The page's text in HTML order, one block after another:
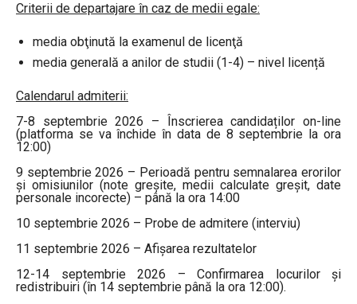
Criterii de departajare în caz de medii egale:
media obţinută la examenul de licenţă
media generală a anilor de studii (1-4) – nivel licență
Calendarul admiterii:
7-8 septembrie 2026 – Înscrierea candidaților on-line
(platforma se va închide în data de 8 septembrie la ora
12:00)
9 septembrie 2026 – Perioadă pentru semnalarea erorilor
și omisiunilor (note greșite, medii calculate greșit, date
personale incorecte) – până la ora 14:00
10 septembrie 2026 – Probe de admitere (interviu)
11 septembrie 2026 – Afișarea rezultatelor
12-14 septembrie 2026 – Confirmarea locurilor și
redistribuiri (în 14 septembrie până la ora 12:00).